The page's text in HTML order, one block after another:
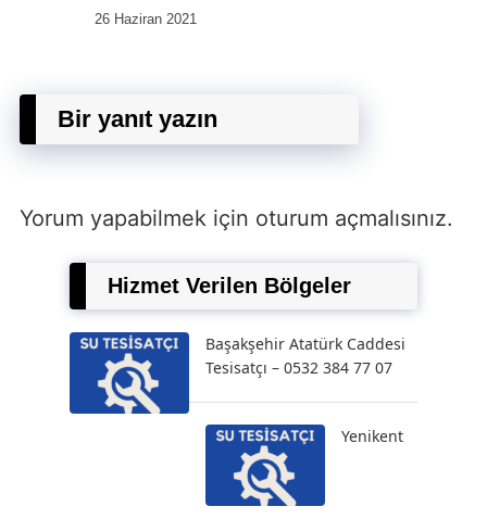
26 Haziran 2021
Bir yanıt yazın
Yorum yapabilmek için oturum açmalısınız.
Hizmet Verilen Bölgeler
Başakşehir Atatürk Caddesi
Tesisatçı – 0532 384 77 07
Yenikent